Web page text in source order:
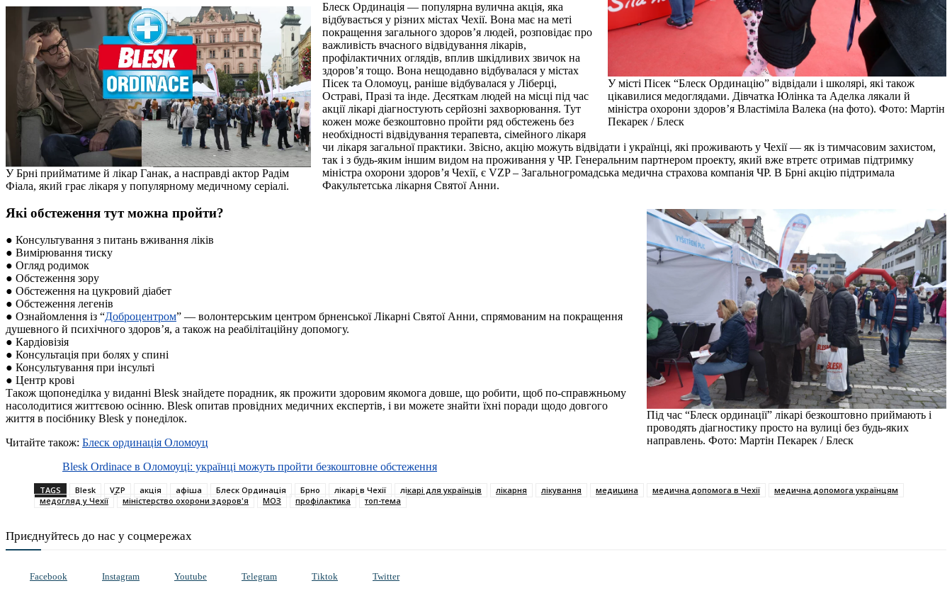
У місті Пісек “Блеск Ординацію” відвідали і школярі, які також
цікавилися медоглядами. Дівчатка Юлінка та Аделка лякали й
міністра охорони здоров’я Властіміла Валека (на фото). Фото: Мартін
Пекарек / Блеск
У Брні прийматиме й лікар Ганак, а насправді актор Радім
Фіала, який грає лікаря у популярному медичному серіалі.
Блеск Ординація — популярна вулична акція, яка
відбувається у різних містах Чехії. Вона має на меті
покращення загального здоров’я людей, розповідає про
важливість вчасного відвідування лікарів,
профілактичних оглядів, вплив шкідливих звичок на
здоров’я тощо. Вона нещодавно відбувалася у містах
Пісек та Оломоуц, раніше відбувалася у Ліберці,
Остраві, Празі та інде. Десяткам людей на місці під час
акції лікарі діагностують серйозні захворювання. Тут
кожен може безкоштовно пройти ряд обстежень без
необхідності відвідування терапевта, сімейного лікаря
чи лікаря загальної практики. Звісно, акцію можуть відвідати і українці, які проживають у Чехії — як із тимчасовим захистом,
так і з будь-яким іншим видом на проживання у ЧР. Генеральним партнером проекту, який вже втретє отримав підтримку
міністра охорони здоров’я Чехії, є VZP – Загальногромадська медична страхова компанія ЧР. В Брні акцію підтримала
Факультетська лікарня Святої Анни.
Під час “Блеск ординації” лікарі безкоштовно приймають і
проводять діагностику просто на вулиці без будь-яких
направлень. Фото: Мартін Пекарек / Блеск
Які обстеження тут можна пройти?
● Консультування з питань вживання ліків
● Вимірювання тиску
● Огляд родимок
● Обстеження зору
● Обстеження на цукровий діабет
● Обстеження легенів
● Ознайомлення із “Доброцентром” — волонтерським центром брненської Лікарні Святої Анни, спрямованим на покращення
душевного й психічного здоров’я, а також на реабілітаційну допомогу.
● Кардіовізія
● Консультація при болях у спині
● Консультування при інсульті
● Центр крові
Також щопонеділка у виданні Blesk знайдете порадник, як прожити здоровим якомога довше, що робити, щоб по-справжньому
насолодитися життєвою осінню. Blesk опитав провідних медичних експертів, і ви можете знайти їхні поради щодо довгого
життя в посібнику Blesk у понеділок.
Читайте також: Блеск ординація Оломоуц
Blesk Ordinace в Оломоуці: українці можуть пройти безкоштовне обстеження
TAGS Blesk VZP акція афіша Блеск Ординація Брно лікарі в Чехії лікарі для українців лікарня лікування медицина медична допомога в Чехії
медична допомога українцям
медогляд у Чехії
міністерство охорони здоров'я МОЗ профілактика топ-тема
Приєднуйтесь до нас у соцмережах
Facebook Instagram Youtube Telegram Tiktok Twitter